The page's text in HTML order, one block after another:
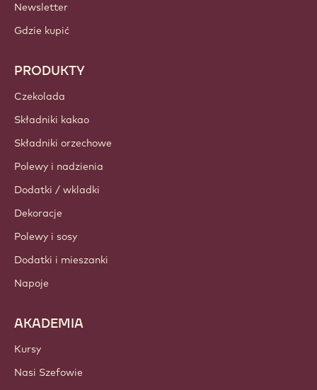
Newsletter
Gdzie kupić
PRODUKTY
Czekolada
Składniki kakao
Składniki orzechowe
Polewy i nadzienia
Dodatki / wkladki
Dekoracje
Polewy i sosy
Dodatki i mieszanki
Napoje
AKADEMIA
Kursy
Nasi Szefowie